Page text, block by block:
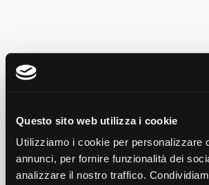
Questo sito web utilizza i cookie
Utilizziamo i cookie per personalizzare
annunci, per fornire funzionalità dei
analizzare il nostro traffico.